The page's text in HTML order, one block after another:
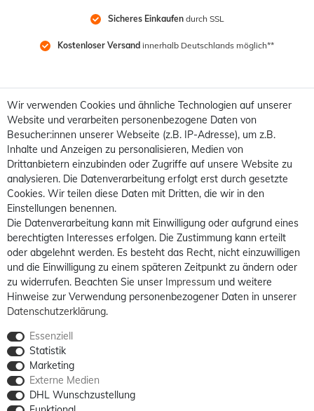
Sicheres Einkaufen durch SSL
Kostenloser Versand innerhalb Deutschlands möglich**
Wir verwenden Cookies und ähnliche Technologien auf unserer
Website und verarbeiten personenbezogene Daten von
Besucher:innen unserer Webseite (z.B. IP-Adresse), um z.B.
Inhalte und Anzeigen zu personalisieren, Medien von
Drittanbietern einzubinden oder Zugriffe auf unsere Website zu
analysieren. Die Datenverarbeitung erfolgt erst durch gesetzte
Cookies. Wir teilen diese Daten mit Dritten, die wir in den
Einstellungen benennen.
Die Datenverarbeitung kann mit Einwilligung oder aufgrund eines
berechtigten Interesses erfolgen. Die Zustimmung kann erteilt
oder abgelehnt werden. Es besteht das Recht, nicht einzuwilligen
und die Einwilligung zu einem späteren Zeitpunkt zu ändern oder
zu widerrufen. Beachten Sie unser Impressum und weitere
Hinweise zur Verwendung personenbezogener Daten in unserer
Daten­schutz­erklärung.
Essenziell
Statistik
Marketing
Externe Medien
DHL Wunschzustellung